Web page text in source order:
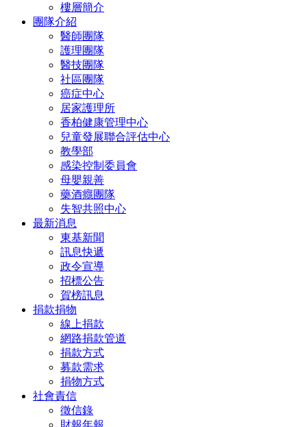
樓層簡介
團隊介紹
醫師團隊
護理團隊
醫技團隊
社區團隊
癌症中心
居家護理所
香柏健康管理中心
兒童發展聯合評估中心
教學部
感染控制委員會
母嬰親善
藥酒癮團隊
失智共照中心
最新消息
東基新聞
訊息快遞
政令宣導
招標公告
賀榜訊息
捐款捐物
線上捐款
網路捐款管道
捐款方式
募款需求
捐物方式
社會責信
徵信錄
財報年報